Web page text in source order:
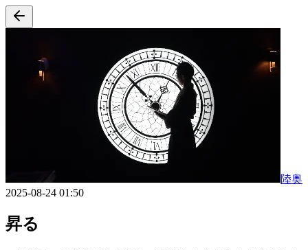
陸奥
2025-08-24 01:50
昇る